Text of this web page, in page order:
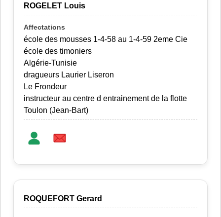
ROGELET Louis
école des mousses 1-4-58 au 1-4-59 2eme Cie
école des timoniers
Algérie-Tunisie
dragueurs Laurier Liseron
Le Frondeur
instructeur au centre d entrainement de la flotte
Toulon (Jean-Bart)
ROQUEFORT Gerard